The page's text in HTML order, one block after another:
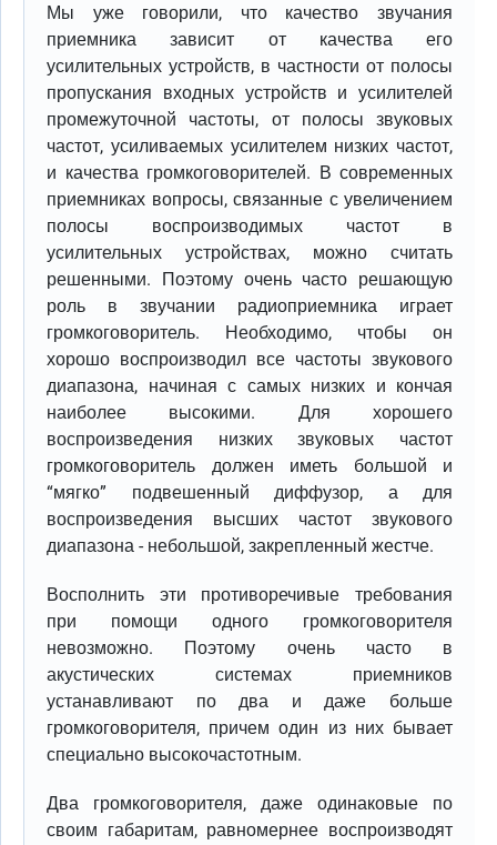
Мы уже говорили, что качество звучания
приемника зависит от качества его
усилительных устройств, в частности от полосы
пропускания входных устройств и усилителей
промежуточной частоты, от полосы звуковых
частот, усиливаемых усилителем низких частот,
и качества громкоговорителей. В современных
приемниках вопросы, связанные с увеличением
полосы воспроизводимых частот в
усилительных устройствах, можно считать
решенными. Поэтому очень часто решающую
роль в звучании радиоприемника играет
громкоговоритель. Необходимо, чтобы он
хорошо воспроизводил все частоты звукового
диапазона, начиная с самых низких и кончая
наиболее высокими. Для хорошего
воспроизведения низких звуковых частот
громкоговоритель должен иметь большой и
“мягко” подвешенный диффузор, а для
воспроизведения высших частот звукового
диапазона - небольшой, закрепленный жестче.
Восполнить эти противоречивые требования
при помощи одного громкоговорителя
невозможно. Поэтому очень часто в
акустических системах приемников
устанавливают по два и даже больше
громкоговорителя, причем один из них бывает
специально высокочастотным.
Два громкоговорителя, даже одинаковые по
своим габаритам, равномернее воспроизводят